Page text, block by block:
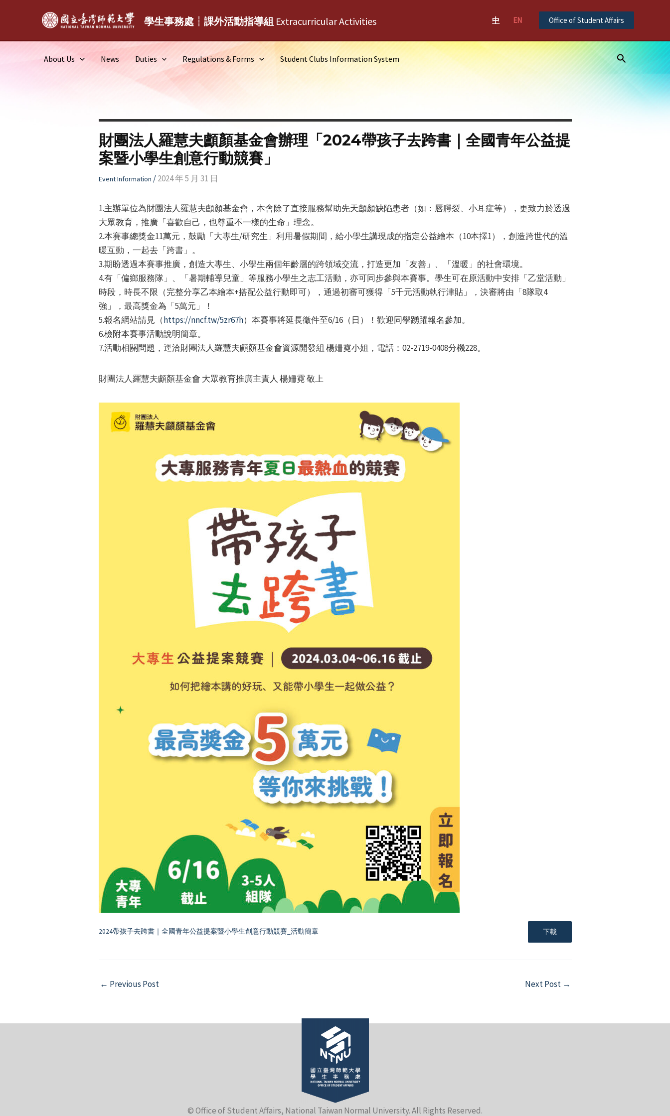
學生事務處┆課外活動指導組 Extracurricular Activities 中 EN Office of Student Affairs
About Us News Duties Regulations & Forms Student Clubs Information System Search
財團法人羅慧夫顱顏基金會辦理「2024帶孩子去跨書｜全國青年公益提
案暨小學生創意行動競賽」
Event Information /2024 年 5 月 31 日
1.主辦單位為財團法人羅慧夫顱顏基金會，本會除了直接服務幫助先天顱顏缺陷患者（如：唇腭裂、小耳症等），更致力於透過
大眾教育，推廣「喜歡自己，也尊重不一樣的生命」理念。
2.本賽事總獎金11萬元，鼓勵「大專生/研究生」利用暑假期間，給小學生講現成的指定公益繪本（10本擇1），創造跨世代的溫
暖互動，一起去「跨書」。
3.期盼透過本賽事推廣，創造大專生、小學生兩個年齡層的跨領域交流，打造更加「友善」、「溫暖」的社會環境。
4.有「偏鄉服務隊」、「暑期輔導兒童」等服務小學生之志工活動，亦可同步參與本賽事。學生可在原活動中安排「乙堂活動」
時段，時長不限（完整分享乙本繪本+搭配公益行動即可），通過初審可獲得「5千元活動執行津貼」，決審將由「8隊取4
強」，最高獎金為「5萬元」！
5.報名網站請見（https://nncf.tw/5zr67h）本賽事將延長徵件至6/16（日）！歡迎同學踴躍報名參加。
6.檢附本賽事活動說明簡章。
7.活動相關問題，逕洽財團法人羅慧夫顱顏基金會資源開發組 楊姍霓小姐，電話：02-2719-0408分機228。
財團法人羅慧夫顱顏基金會 大眾教育推廣主責人 楊姍霓 敬上
2024帶孩子去跨書｜全國青年公益提案暨小學生創意行動競賽_活動簡章 下載
Post
← Previous Post Next Post →
© Office of Student Affairs, National Taiwan Normal University. All Rights Reserved.